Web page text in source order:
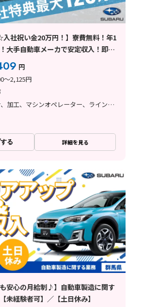
入社祝い金20万円！】寮費無料！年1
大手自動車メーカで安定収入！即面
年間休日120日
円
～2,125円
組立・組付け、加工、マシンオペレーター、ライン作業、鋳造・鍛造、溶接、塗装
る 詳細を見る
も安心の月給制♪】自動車製造に関す
未経験者可】／【土日休み】